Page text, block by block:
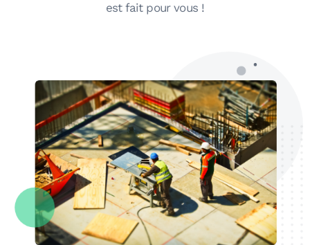
est fait pour vous !